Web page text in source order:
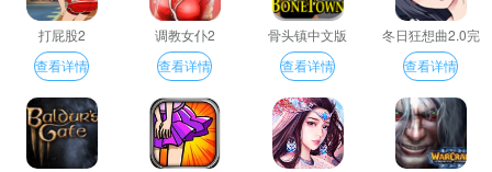
打屁股2
查看详情
调教女仆2
查看详情
骨头镇中文版
查看详情
冬日狂想曲2.0完
整汉化版
查看详情